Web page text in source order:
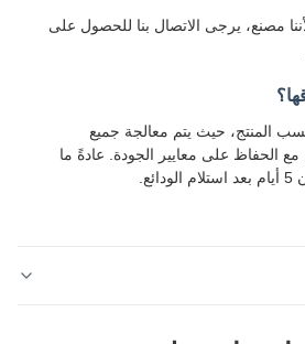
مصنع، يرجى الاتصال بنا للحصول على
حيث يتم معالجة جميع
على معايير الجودة. عادةً ما